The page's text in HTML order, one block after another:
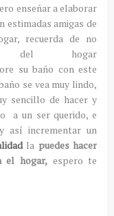
enseñar a elaborar
estimadas amigas de
recuerda de no
del hogar
su baño con este
se vea muy lindo,
sencillo de hacer y
a un ser querido, e
así incrementar un
la puedes hacer
el hogar, espero te